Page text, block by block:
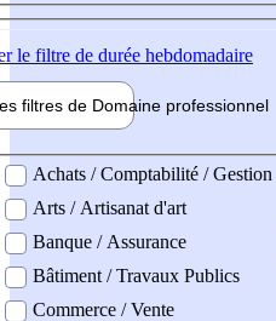
le filtre de durée hebdomadaire
filtres de Domaine professionnel
professionel
Achats / Comptabilité / Gestion
Arts / Artisanat d'art
Banque / Assurance
Bâtiment / Travaux Publics
Commerce / Vente